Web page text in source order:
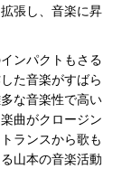
張し、音楽に昇
ンパクトもさる
た音楽がすばら
な音楽性で高い
曲がクロージン
ランスから歌も
山本の音楽活動